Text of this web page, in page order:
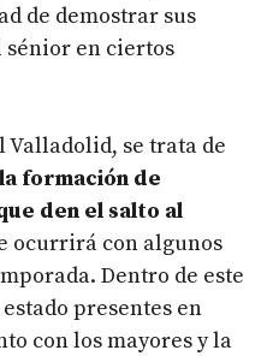
de demostrar sus
sénior en ciertos
Valladolid, se trata de
formación de
den el salto al
ocurrirá con algunos
Dentro de este
presentes en
con los mayores y la